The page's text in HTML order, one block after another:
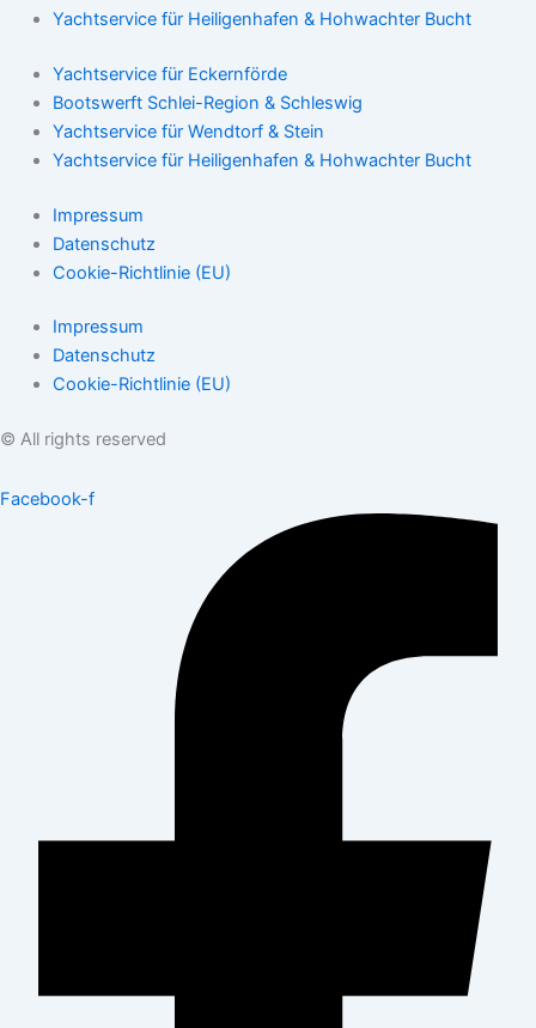
Yachtservice für Heiligenhafen & Hohwachter Bucht
Yachtservice für Eckernförde
Bootswerft Schlei-Region & Schleswig
Yachtservice für Wendtorf & Stein
Yachtservice für Heiligenhafen & Hohwachter Bucht
Impressum
Datenschutz
Cookie-Richtlinie (EU)
Impressum
Datenschutz
Cookie-Richtlinie (EU)
© All rights reserved
Facebook-f